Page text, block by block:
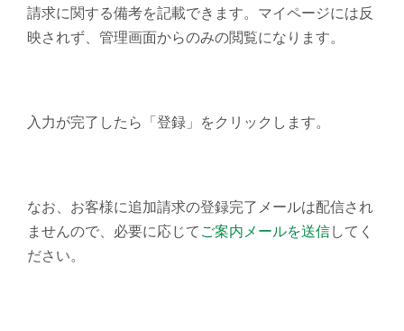
請求に関する備考を記載できます。マイページには反
映されず、管理画面からのみの閲覧になります。
入力が完了したら「登録」をクリックします。
なお、お客様に追加請求の登録完了メールは配信され
ませんので、必要に応じて ご案内メールを送信してく
ださい。